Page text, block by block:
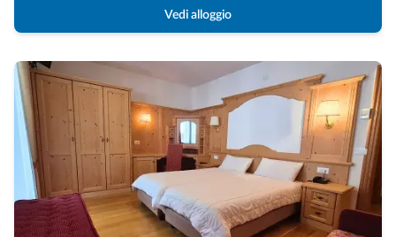
Vedi alloggio